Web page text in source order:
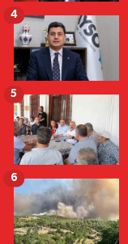
4
5
6